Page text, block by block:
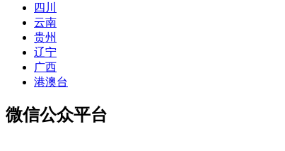
四川
云南
贵州
辽宁
广西
港澳台
微信公众平台